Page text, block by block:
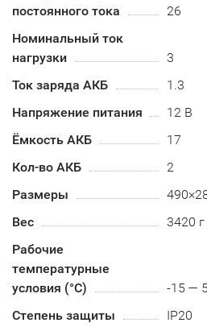
постоянного тока
26
Номинальный ток
нагрузки
3
Ток заряда АКБ
1.3
Напряжение питания
12 В
Ёмкость АКБ
17
Кол-во АКБ
2
Размеры
Вес
3420 г
Рабочие
температурные
условия (°С)
-15 —
Степень защиты
IP20